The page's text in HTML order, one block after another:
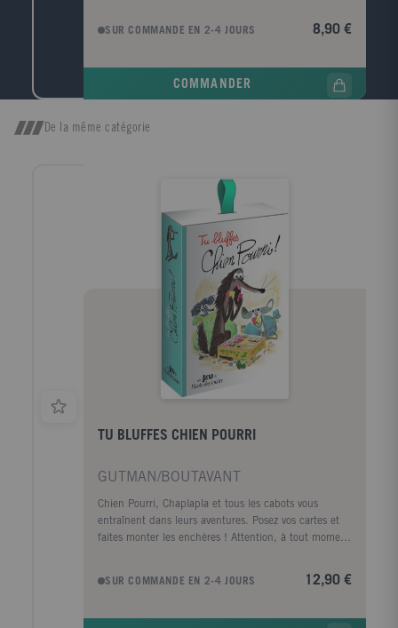
d'accomplir une mission de la plus haute importance.
Le dernier trimestre ne sera pas de tout repos ! Une
l'illustrateur Fred Bernard, triple Goncourt jeunesse.
d'ombres. A partir de 8 ans
SUR COMMANDE EN 2-4 JOURS 8,90 €
COMMANDER
De la même catégorie
TU BLUFFES CHIEN POURRI
GUTMAN/BOUTAVANT
Chien Pourri, Chaplapla et tous les cabots vous
entraînent dans leurs aventures. Posez vos cartes et
faites monter les enchères ! Attention, à tout moment
Alors qui sera le Roi des Mouches ? Un jeu de bluff,
SUR COMMANDE EN 2-4 JOURS 12,90 €